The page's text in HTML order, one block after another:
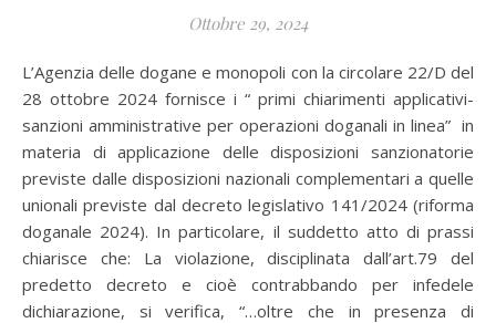
Ottobre 29, 2024
L’Agenzia delle dogane e monopoli con la circolare 22/D del
28 ottobre 2024 fornisce i “ primi chiarimenti applicativi-
sanzioni amministrative per operazioni doganali in linea” in
materia di applicazione delle disposizioni sanzionatorie
previste dalle disposizioni nazionali complementari a quelle
unionali previste dal decreto legislativo 141/2024 (riforma
doganale 2024). In particolare, il suddetto atto di prassi
chiarisce che: La violazione, disciplinata dall’art.79 del
predetto decreto e cioè contrabbando per infedele
dichiarazione, si verifica, “…oltre che in presenza di